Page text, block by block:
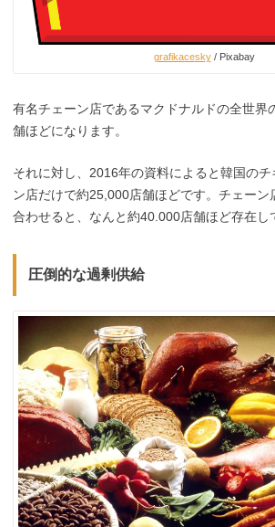
grafikacesky/ Pixabay
有名チェーン店であるマクドナルドの全世界
舗ほどになります。
それに対し、2016年の資料によると韓国の
ン店だけで約25,000店舗ほどです。チェーン
合わせると、なんと約40.000店舗ほど存在し
圧倒的な過剰供給